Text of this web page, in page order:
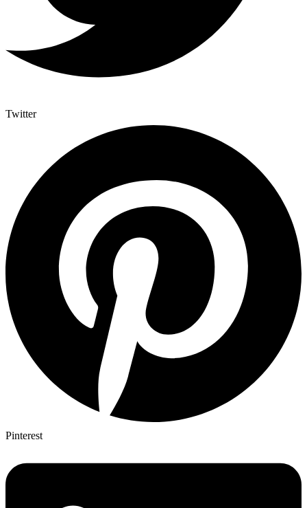
Twitter
Pinterest